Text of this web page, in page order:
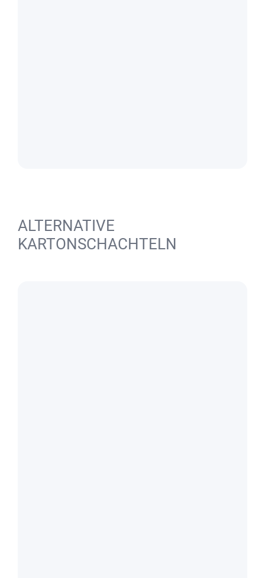
ALTERNATIVE
KARTONSCHACHTELN